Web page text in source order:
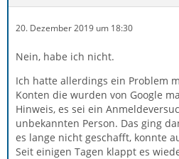
20. Dezember 2019 um 18:30
Nein, habe ich nicht.
Ich hatte allerdings ein Problem
Konten die wurden von Google
Hinweis, es sei ein
unbekannten Person. Das ging
es lange nicht geschafft, konnte
Seit einigen Tagen klappt es